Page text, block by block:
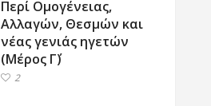
Περί Ομογένειας,
Αλλαγών, Θεσμών και
νέας γενιάς ηγετών
(Μέρος Γ΄)
2